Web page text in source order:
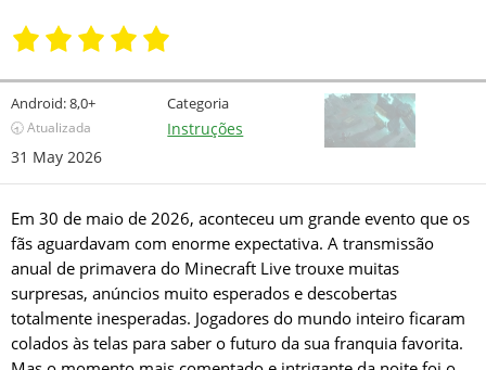
Android:8,0+
🕣 Atualizada
31 May 2026
Categoria
Instruções
Em 30 de maio de 2026, aconteceu um grande evento que os
fãs aguardavam com enorme expectativa. A transmissão
anual de primavera do Minecraft Live trouxe muitas
surpresas, anúncios muito esperados e descobertas
totalmente inesperadas. Jogadores do mundo inteiro ficaram
colados às telas para saber o futuro da sua franquia favorita.